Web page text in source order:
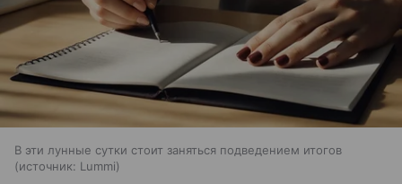
В эти лунные сутки стоит заняться подведением итогов
источник: Lummi